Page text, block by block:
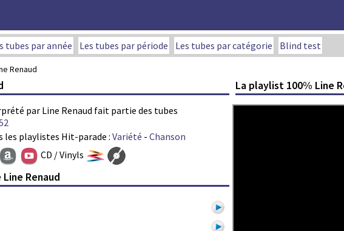
tubes par année Les tubes par période Les tubes par catégorie Blind test
Renaud
par Line Renaud fait partie des tubes
les playlistes Hit-parade :Variété - Chanson
La playlist 100% Line
CD / Vinyls
Renaud